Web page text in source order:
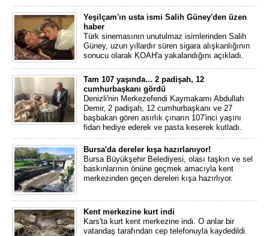
Yeşilçam'ın usta ismi Salih Güney'den üzen
haber
Türk sinemasının unutulmaz isimlerinden Salih
Güney, uzun yıllardır süren sigara alışkanlığının
sonucu olarak KOAH'a yakalandığını açıkladı.
Tam 107 yaşında... 2 padişah, 12
cumhurbaşkanı gördü
Denizli'nin Merkezefendi Kaymakamı Abdullah
Demir, 2 padişah, 12 cumhurbaşkanı ve 27
başbakan gören asırlık çınarın 107'inci yaşını
fidan hediye ederek ve pasta keserek kutladı.
Bursa'da dereler kışa hazırlanıyor!
Bursa Büyükşehir Belediyesi, olası taşkın ve sel
baskınlarının önüne geçmek amacıyla kent
merkezinden geçen dereleri kışa hazırlıyor.
Kent merkezine kurt indi
Kars'ta kurt kent merkezine indi. O anlar bir
vatandaş tarafından cep telefonuyla kaydedildi.